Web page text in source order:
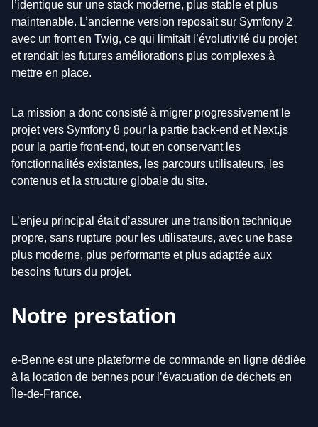
l’identique sur une stack moderne, plus stable et plus
maintenable. L’ancienne version reposait sur Symfony 2
avec un front en Twig, ce qui limitait l’évolutivité du projet
et rendait les futures améliorations plus complexes à
mettre en place.
La mission a donc consisté à migrer progressivement le
projet vers Symfony 8 pour la partie back-end et Next.js
pour la partie front-end, tout en conservant les
fonctionnalités existantes, les parcours utilisateurs, les
contenus et la structure globale du site.
L’enjeu principal était d’assurer une transition technique
propre, sans rupture pour les utilisateurs, avec une base
plus moderne, plus performante et plus adaptée aux
besoins futurs du projet.
Notre prestation
e-Benne est une plateforme de commande en ligne dédiée
à la location de bennes pour l’évacuation de déchets en
Île-de-France.